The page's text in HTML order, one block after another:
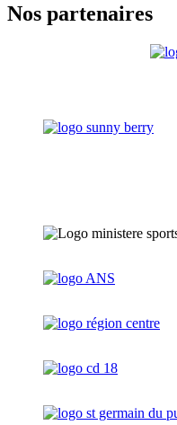
Nos partenaires